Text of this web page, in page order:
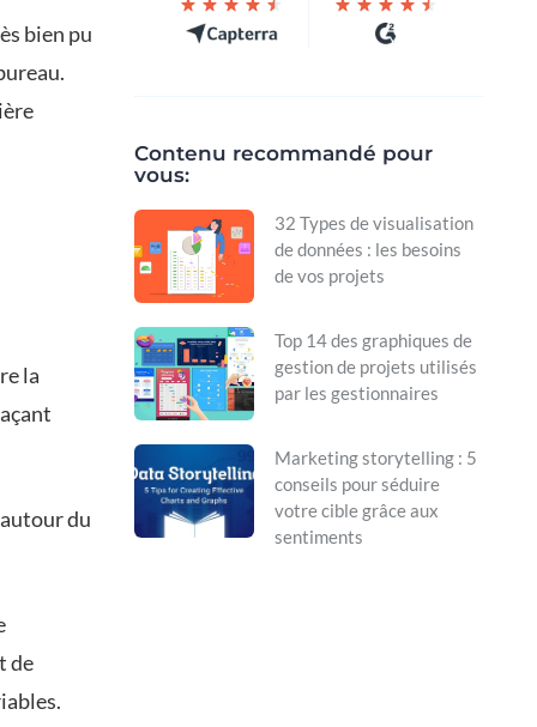
bien pu
la
du
de
Contenu recommandé pour
vous:
32 Types de visualisation
de données : les besoins
de vos projets
Top 14 des graphiques de
gestion de projets utilisés
par les gestionnaires
Marketing storytelling : 5
conseils pour séduire
votre cible grâce aux
sentiments